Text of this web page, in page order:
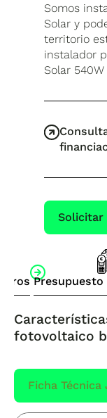
Somos
Solar y
territorio
instalador
Solar
Solicitar
fotovoltaico
Ficha Técnica